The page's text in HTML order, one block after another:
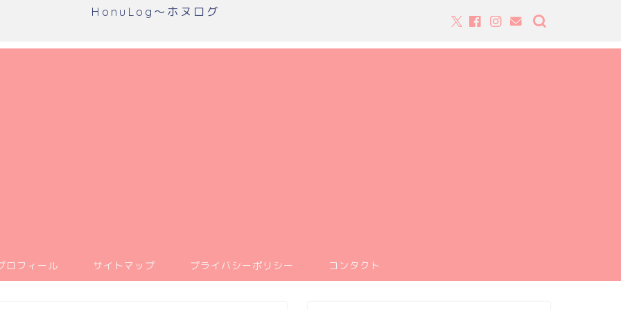
HonuLog～ホヌログ
ロフィール サイトマップ プライバシーポリシー コンタクト